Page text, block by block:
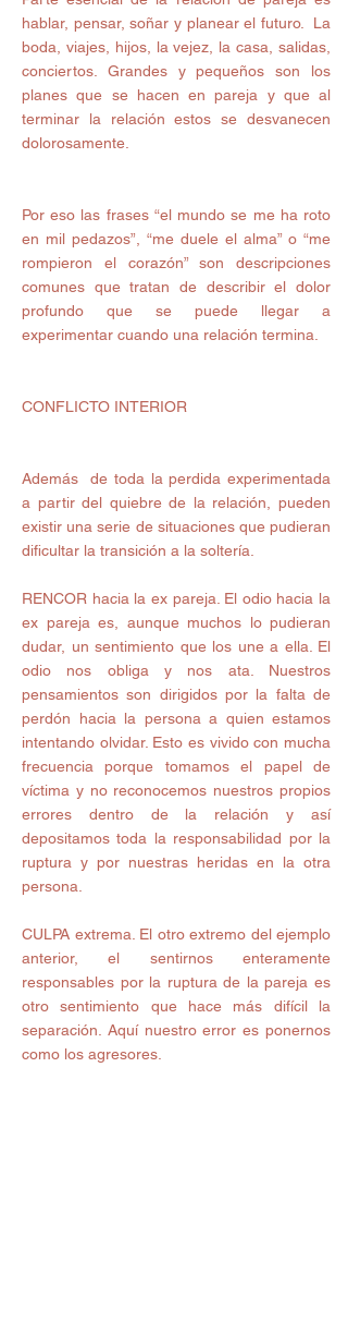
hablar, pensar, soñar y planear el futuro.  La
boda, viajes, hijos, la vejez, la casa, salidas,
conciertos. Grandes y pequeños son los
planes que se hacen en pareja y que al
terminar la relación estos se desvanecen
dolorosamente.
Por eso las frases “el mundo se me ha roto
en mil pedazos”, “me duele el alma” o “me
rompieron el corazón” son descripciones
comunes que tratan de describir el dolor
profundo que se puede llegar a
experimentar cuando una relación termina.
CONFLICTO INTERIOR
Además  de toda la perdida experimentada
a partir del quiebre de la relación, pueden
existir una serie de situaciones que pudieran
dificultar la transición a la soltería.
RENCOR hacia la ex pareja. El odio hacia la
ex pareja es, aunque muchos lo pudieran
dudar, un sentimiento que los une a ella. El
odio nos obliga y nos ata. Nuestros
pensamientos son dirigidos por la falta de
perdón hacia la persona a quien estamos
intentando olvidar. Esto es vivido con mucha
frecuencia porque tomamos el papel de
víctima y no reconocemos nuestros propios
errores dentro de la relación y así
depositamos toda la responsabilidad por la
ruptura y por nuestras heridas en la otra
persona.
CULPA extrema. El otro extremo del ejemplo
anterior, el sentirnos enteramente
responsables por la ruptura de la pareja es
otro sentimiento que hace más difícil la
separación. Aquí nuestro error es ponernos
como los agresores.